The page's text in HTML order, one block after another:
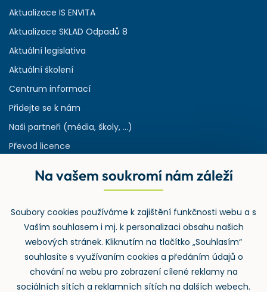
Aktualizace IS ENVITA
Aktualizace SKLAD Odpadů 8
Aktuální legislativa
Aktuální školení
Centrum informací
Přidejte se k nám
Naši partneři (média, školy, ...)
Převod licence
Rejstřík používaných zkratek v odpadech
Zpětný odběr
Na vašem soukromí nám záleží
Soubory cookies používáme k zajištění funkčnosti webu a s
Vaším souhlasem i mj. k personalizaci obsahu našich
webových stránek. Kliknutím na tlačítko „Souhlasím“
souhlasíte s využívaním cookies a předáním údajů o
chování na webu pro zobrazení cílené reklamy na
sociálních sítích a reklamních sítích na dalších webech.